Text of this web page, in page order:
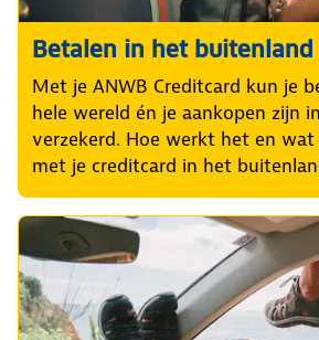
Betalen in het buitenland
Met je ANWB Creditcard kun je
hele wereld én je aankopen zijn
verzekerd. Hoe werkt het en
met je creditcard in het